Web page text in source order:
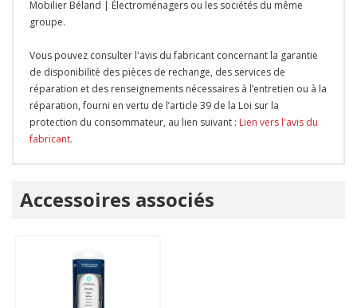
Mobilier Béland | Électroménagers ou les sociétés du même
groupe.
Vous pouvez consulter l'avis du fabricant concernant la garantie
de disponibilité des pièces de rechange, des services de
réparation et des renseignements nécessaires à l’entretien ou à la
réparation, fourni en vertu de l’article 39 de la Loi sur la
protection du consommateur, au lien suivant : Lien vers l'avis du
fabricant.
Accessoires associés